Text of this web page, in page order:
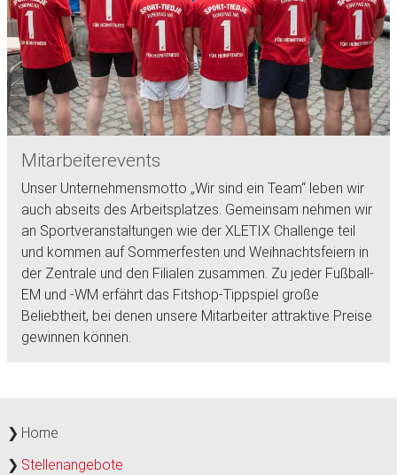
Mitarbeiterevents
Unser Unternehmensmotto „Wir sind ein Team“ leben wir
auch abseits des Arbeitsplatzes. Gemeinsam nehmen wir
an Sportveranstaltungen wie der XLETIX Challenge teil
und kommen auf Sommerfesten und Weihnachtsfeiern in
der Zentrale und den Filialen zusammen. Zu jeder Fußball-
EM und -WM erfährt das Fitshop-Tippspiel große
Beliebtheit, bei denen unsere Mitarbeiter attraktive Preise
gewinnen können.
Home
Stellenangebote